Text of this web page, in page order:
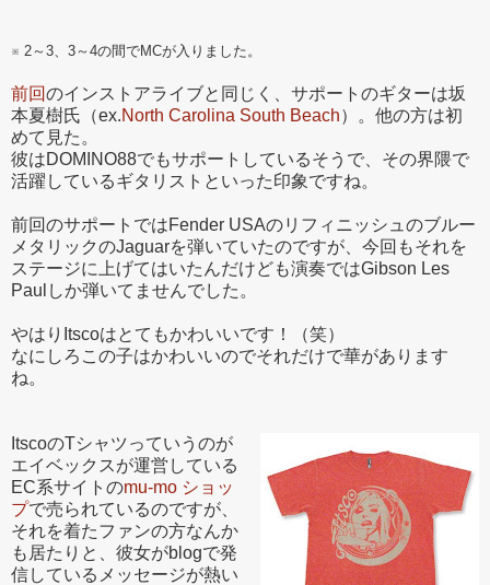
※ 2～3、3～4の間でMCが入りました。
前回のインストアライブと同じく、サポートのギターは坂
本夏樹氏（ex.North Carolina South Beach）。他の方は初
めて見た。
彼はDOMINO88でもサポートしているそうで、その界隈で
活躍しているギタリストといった印象ですね。
前回のサポートではFender USAのリフィニッシュのブルー
メタリックのJaguarを弾いていたのですが、今回もそれを
ステージに上げてはいたんだけども演奏ではGibson Les
Paulしか弾いてませんでした。
やはりItscoはとてもかわいいです！（笑）
なにしろこの子はかわいいのでそれだけで華があります
ね。
ItscoのTシャツっていうのが
エイベックスが運営している
EC系サイトのmu-mo ショッ
プで売られているのですが、
それを着たファンの方なんか
も居たりと、彼女がblogで発
信しているメッセージが熱い